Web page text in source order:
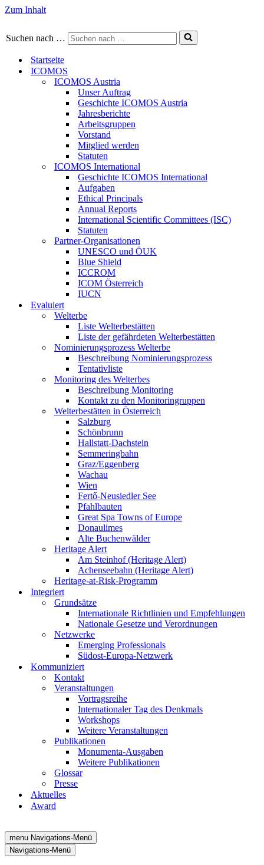
Zum Inhalt
Suchen nach …
Startseite
ICOMOS
ICOMOS Austria
Unser Auftrag
Geschichte ICOMOS Austria
Jahresberichte
Arbeitsgruppen
Vorstand
Mitglied werden
Statuten
ICOMOS International
Geschichte ICOMOS International
Aufgaben
Ethical Principals
Annual Reports
International Scientific Committees (ISC)
Statuten
Partner-Organisationen
UNESCO und ÖUK
Blue Shield
ICCROM
ICOM Österreich
IUCN
Evaluiert
Welterbe
Liste Welterbestätten
Liste der gefährdeten Welterbestätten
Nominierungsprozess Welterbe
Beschreibung Nominierungsprozess
Tentativliste
Monitoring des Welterbes
Beschreibung Monitoring
Kontakt zu den Monitoringruppen
Welterbestätten in Österreich
Salzburg
Schönbrunn
Hallstatt-Dachstein
Semmeringbahn
Graz/Eggenberg
Wachau
Wien
Fertő-Neusiedler See
Pfahlbauten
Great Spa Towns of Europe
Donaulimes
Alte Buchenwälder
Heritage Alert
Am Steinhof (Heritage Alert)
Achenseebahn (Heritage Alert)
Heritage-at-Risk-Programm
Integriert
Grundsätze
Internationale Richtlinien und Empfehlungen
Nationale Gesetze und Verordnungen
Netzwerke
Emerging Professionals
Südost-Europa-Netzwerk
Kommuniziert
Kontakt
Veranstaltungen
Vortragsreihe
Internationaler Tag des Denkmals
Workshops
Weitere Veranstaltungen
Publikationen
Monumenta-Ausgaben
Weitere Publikationen
Glossar
Presse
Aktuelles
Award
menu Navigations-Menü
Navigations-Menü